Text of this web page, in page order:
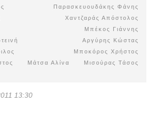
Παρασκευουδάκης Φάνης
Χαντζαράς Απόστολος
Μπέκος Γιάννης
Αργύρης Κώστας
Μποκόρος Χρήστος
Μάτσα Αλίνα
Μισούρας Τάσος
13:30